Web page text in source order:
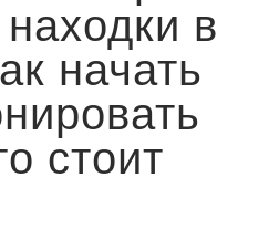
в
начать
стоит